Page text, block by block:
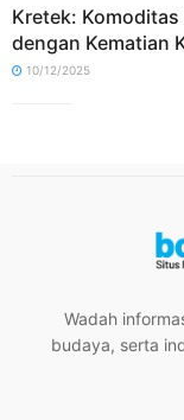
Kretek:
dengan Kematian
10/12/2025
Wadah
budaya, serta